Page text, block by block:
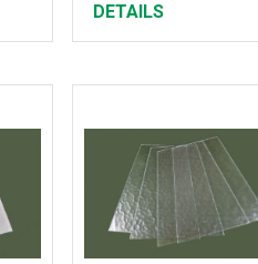
DETAILS